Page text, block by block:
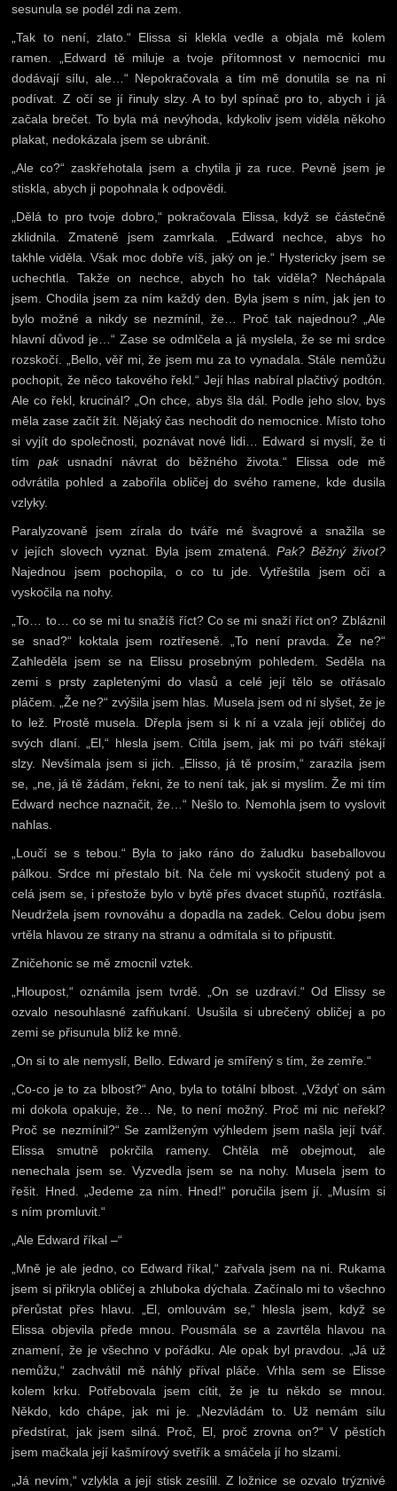
sesunula se podél zdi na zem.
„Tak to není, zlato.“ Elissa si klekla vedle a objala mě kolem
ramen. „Edward tě miluje a tvoje přítomnost v nemocnici mu
dodávají sílu, ale…“ Nepokračovala a tím mě donutila se na ni
podívat. Z očí se jí řinuly slzy. A to byl spínač pro to, abych i já
začala brečet. To byla má nevýhoda, kdykoliv jsem viděla někoho
plakat, nedokázala jsem se ubránit.
„Ale co?“ zaskřehotala jsem a chytila ji za ruce. Pevně jsem je
stiskla, abych ji popohnala k odpovědi.
„Dělá to pro tvoje dobro,“ pokračovala Elissa, když se částečně
zklidnila. Zmateně jsem zamrkala. „Edward nechce, abys ho
takhle viděla. Však moc dobře víš, jaký on je.“ Hystericky jsem se
uchechtla. Takže on nechce, abych ho tak viděla? Nechápala
jsem. Chodila jsem za ním každý den. Byla jsem s ním, jak jen to
bylo možné a nikdy se nezmínil, že… Proč tak najednou? „Ale
hlavní důvod je…“ Zase se odmlčela a já myslela, že se mi srdce
rozskočí. „Bello, věř mi, že jsem mu za to vynadala. Stále nemůžu
pochopit, že něco takového řekl.“ Její hlas nabíral plačtivý podtón.
Ale co řekl, krucinál? „On chce, abys šla dál. Podle jeho slov, bys
měla zase začít žít. Nějaký čas nechodit do nemocnice. Místo toho
si vyjít do společnosti, poznávat nové lidi… Edward si myslí, že ti
tímpak usnadní návrat do běžného života.“ Elissa ode mě
odvrátila pohled a zabořila obličej do svého ramene, kde dusila
vzlyky.
Paralyzovaně jsem zírala do tváře mé švagrové a snažila se
v jejích slovech vyznat. Byla jsem zmatená.Pak? Běžný život?
Najednou jsem pochopila, o co tu jde. Vytřeštila jsem oči a
vyskočila na nohy.
„To… to… co se mi tu snažíš říct? Co se mi snaží říct on? Zbláznil
se snad?“ koktala jsem roztřeseně. „To není pravda. Že ne?“
Zahleděla jsem se na Elissu prosebným pohledem. Seděla na
zemi s prsty zapletenými do vlasů a celé její tělo se otřásalo
pláčem. „Že ne?“ zvýšila jsem hlas. Musela jsem od ní slyšet, že je
to lež. Prostě musela. Dřepla jsem si k ní a vzala její obličej do
svých dlaní. „El,“ hlesla jsem. Cítila jsem, jak mi po tváři stékají
slzy. Nevšímala jsem si jich. „Elisso, já tě prosím,“ zarazila jsem
se, „ne, já tě žádám, řekni, že to není tak, jak si myslím. Že mi tím
Edward nechce naznačit, že…“ Nešlo to. Nemohla jsem to vyslovit
nahlas.
„Loučí se s tebou.“ Byla to jako ráno do žaludku baseballovou
pálkou. Srdce mi přestalo bít. Na čele mi vyskočit studený pot a
celá jsem se, i přestože bylo v bytě přes dvacet stupňů, roztřásla.
Neudržela jsem rovnováhu a dopadla na zadek. Celou dobu jsem
vrtěla hlavou ze strany na stranu a odmítala si to připustit.
Zničehonic se mě zmocnil vztek.
„Hloupost,“ oznámila jsem tvrdě. „On se uzdraví.“ Od Elissy se
ozvalo nesouhlasné zafňukaní. Usušila si ubrečený obličej a po
zemi se přisunula blíž ke mně.
„On si to ale nemyslí, Bello. Edward je smířený s tím, že zemře.“
„Co-co je to za blbost?“ Ano, byla to totální blbost. „Vždyť on sám
mi dokola opakuje, že… Ne, to není možný. Proč mi nic neřekl?
Proč se nezmínil?“ Se zamlženým výhledem jsem našla její tvář.
Elissa smutně pokrčila rameny. Chtěla mě obejmout, ale
nenechala jsem se. Vyzvedla jsem se na nohy. Musela jsem to
řešit. Hned. „Jedeme za ním. Hned!“ poručila jsem jí. „Musím si
s ním promluvit.“
„Ale Edward říkal –“
„Mně je ale jedno, co Edward říkal,“ zařvala jsem na ni. Rukama
jsem si přikryla obličej a zhluboka dýchala. Začínalo mi to všechno
přerůstat přes hlavu. „El, omlouvám se,“ hlesla jsem, když se
Elissa objevila přede mnou. Pousmála se a zavrtěla hlavou na
znamení, že je všechno v pořádku. Ale opak byl pravdou. „Já už
nemůžu,“ zachvátil mě náhlý příval pláče. Vrhla sem se Elisse
kolem krku. Potřebovala jsem cítit, že je tu někdo se mnou.
Někdo, kdo chápe, jak mi je. „Nezvládám to. Už nemám sílu
předstírat, jak jsem silná. Proč, El, proč zrovna on?“ V pěstích
jsem mačkala její kašmírový svetřík a smáčela jí ho slzami.
„Já nevím,“ vzlykla a její stisk zesílil. Z ložnice se ozvalo trýznivé